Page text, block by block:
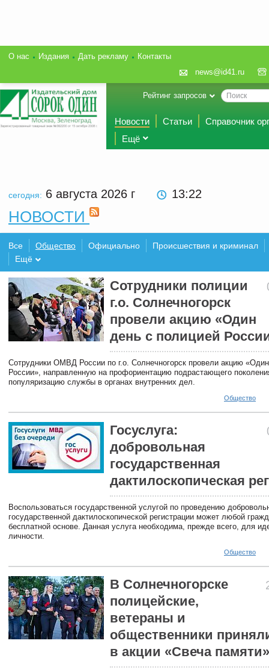
О нас Издания Дать рекламу
Контакты
news@id41.ru
Рейтинг запросов
Новости Статьи
Справочник
Ещё
сегодня: 6 августа 2026 г 13:22
НОВОСТИ
Все Общество Официально
Происшествия и криминал
Ещё
Сотрудники полиции
г.о. Солнечногорск
провели акцию «Один
день с полицией
Сотрудники ОМВД России по г.о. Солнечногорск провели акцию
России», направленную на профориентацию подрастающего
популяризацию службы в органах внутренних дел.
Общество
Госуслуга:
добровольная
государственная
дактилоскопическая
Воспользоваться государственной услугой по проведению
государственной дактилоскопической регистрации может любой
бесплатной основе. Данная услуга необходима, прежде всего, для
личности.
Общество
В Солнечногорске
полицейские,
ветераны и
общественники
в акции «Свеча памяти»